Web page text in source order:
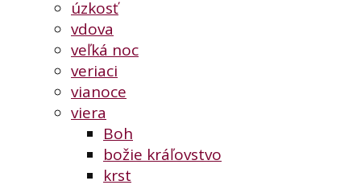
úzkosť
vdova
veľká noc
veriaci
vianoce
viera
Boh
božie kráľovstvo
krst